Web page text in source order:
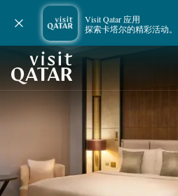
Visit Qatar 应用
探索卡塔尔的精彩活动。
关闭通知
VisitQatar 首页